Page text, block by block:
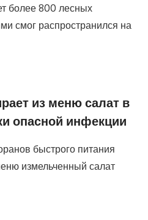
более 800 лесных
смог распространился на
из меню салат в
опасной инфекции
быстрого питания
измельченный салат